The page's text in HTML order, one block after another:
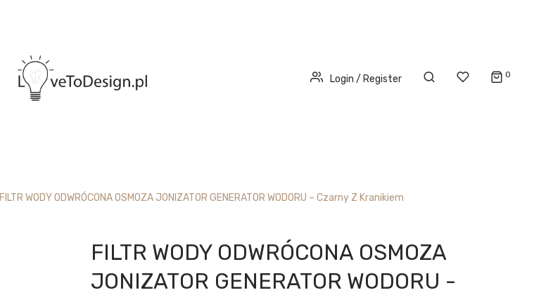
Login / Register 0
FILTR WODY ODWRÓCONA OSMOZA JONIZATOR GENERATOR WODORU – Czarny Z Kranikiem
FILTR WODY ODWRÓCONA OSMOZA
JONIZATOR GENERATOR WODORU -